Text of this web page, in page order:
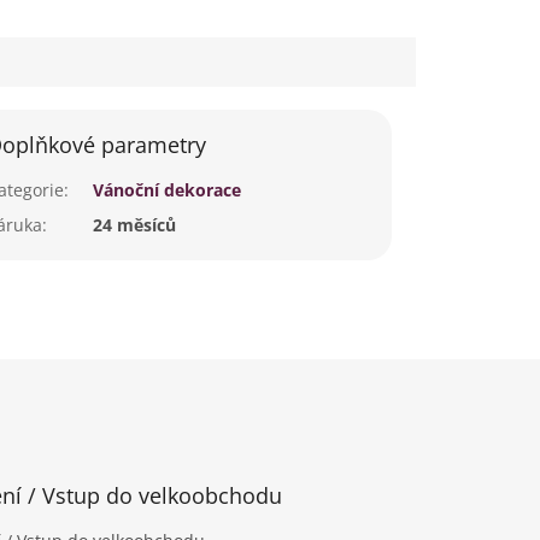
parametry
:
Vánoční dekorace
: 24 měsíců
/ Vstup do velkoobchodu